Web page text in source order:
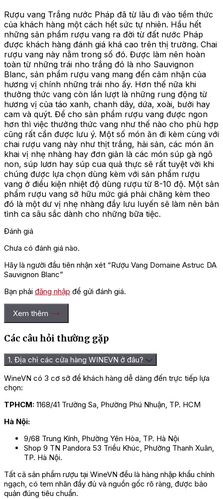
Rượu vang Trắng nước Pháp đã từ lâu đi vào tiềm thức
của khách hàng một cách hết sức tự nhiên. Hầu hết
những sản phẩm rượu vang ra đời từ đất nước Pháp
được khách hàng đánh giá khá cao trên thị trường. Chai
rượu vang này nằm trong số đó. Được làm nên hoàn
toàn từ những trái nho trắng đó là nho Sauvignon
Blanc, sản phẩm rượu vang mang đến cảm nhận của
hương vị chính những trái nho ấy. Hơn thế nữa khi
thưởng thức vang còn lần lượt là những rung động từ
hương vị của táo xanh, chanh dây, dứa, xoài, bưởi hay
cam và quýt. Để cho sản phẩm rượu vang được ngon
hơn thì việc thưởng thức vang như thế nào cho phù hợp
cũng rất cần được lưu ý. Một số món ăn đi kèm cùng với
chai rượu vang này như thịt trắng, hải sản, các món ăn
khai vị nhẹ nhàng hay đơn giản là các món súp gà ngô
non, súp lươn hay súp cua quả thực sẽ rất tuyệt vời khi
chúng được lựa chọn dùng kèm với sản phẩm rượu
vang ở điều kiện nhiệt độ dùng rượu từ 8-10 độ. Một sản
phẩm rượu vang sở hữu mức giá phải chăng kèm theo
đó là một dư vị nhẹ nhàng đầy lưu luyến sẽ làm nên bản
tình ca sâu sắc dành cho những bữa tiệc.
Đánh giá
Chưa có đánh giá nào.
Hãy là người đầu tiên nhận xét “Rượu Vang Domaine Astruc DA
Sauvignon Blanc”
Bạn phải đăng nhập để gửi đánh giá.
Xem thêm
Các câu hỏi thường gặp
1. Địa chỉ các cửa hàng WINEVN ở đâu?
WineVN có 3 cơ sở để khách hàng dễ dàng đến trực tiếp lựa
chọn:
TPHCM: 1168/41 Trường Sa, Phường Phú Nhuận, TP. HCM
Hà Nội:
9/68 Trung Kính, Phường Yên Hòa, TP. Hà Nội
Shop 9 TN Pandora 53 Triều Khúc, Phường Thanh Xuân,
TP. Hà Nội.
Tất cả sản phẩm rượu tại WineVN đều là hàng nhập khẩu chính
ngạch, có tem nhãn đầy đủ và nguồn gốc rõ ràng, được bảo
quản đúng tiêu chuẩn.